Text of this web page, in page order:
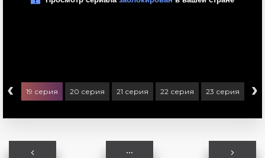
‹ 19 серия 20 серия 21 серия 22 серия 23 серия 24
›